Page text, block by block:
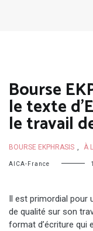
Bourse
le texte
le travail
BOURSE EKPHRASIS À
AICA-France
Il est primordial pour
de qualité sur son
format d’écriture qui